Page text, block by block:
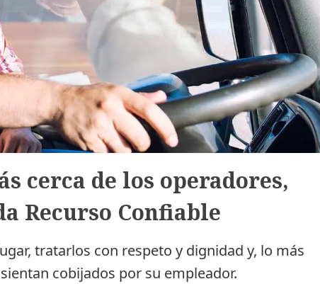
cerca de los operadores,
Recurso Confiable
tratarlos con respeto y dignidad y, lo más
cobijados por su empleador.